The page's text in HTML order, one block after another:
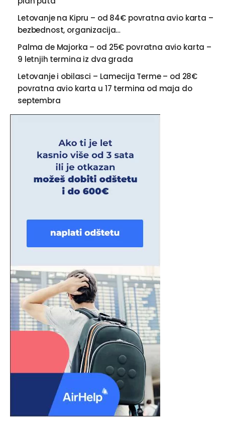
Letovanje na Kipru – od 84€ povratna avio karta –
bezbednost, organizacija…
Palma de Majorka – od 25€ povratna avio karta –
9 letnjih termina iz dva grada
Letovanje i obilasci – Lamecija Terme – od 28€
povratna avio karta u 17 termina od maja do
septembra